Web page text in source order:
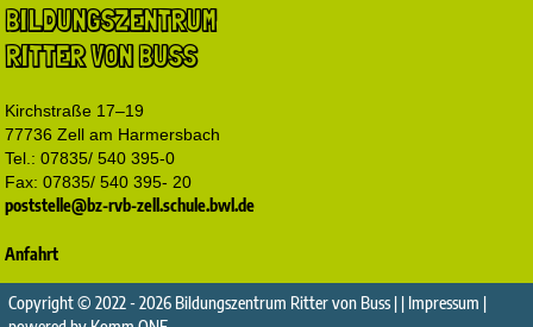
BILDUNGSZENTRUM
RITTER VON BUSS
Kirchstraße 17–19
77736 Zell am Harmersbach
Tel.: 07835/ 540 395-0
Fax: 07835/ 540 395- 20
poststelle@bz-rvb-zell.schule.bwl.de
Anfahrt
Copyright © 2022 - 2026 Bildungszentrum Ritter von Buss | | Impressum |